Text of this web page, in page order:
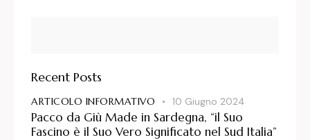
Recent Posts
ARTICOLO INFORMATIVO 10 Giugno 2024
Pacco da Giù Made in Sardegna, “il Suo
Fascino è il Suo Vero Significato nel Sud Italia”